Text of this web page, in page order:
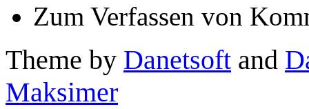
Zum Verfassen von
Theme by Danetsoft and
Maksimer